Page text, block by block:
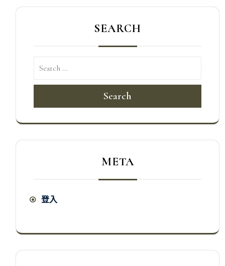
SEARCH
Search
META
登入